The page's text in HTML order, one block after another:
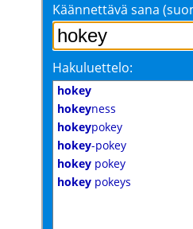
Käännettävä sana
Hakuluettelo:
hokey
hokeyness
hokeypokey
hokey-pokey
hokey pokey
hokey pokeys